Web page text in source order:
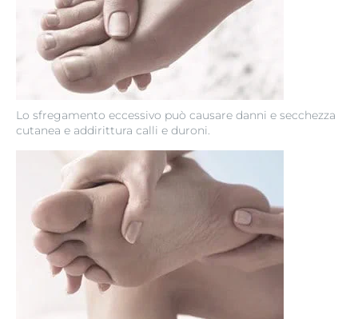
Lo sfregamento eccessivo può causare danni e secchezza
cutanea e addirittura calli e duroni.